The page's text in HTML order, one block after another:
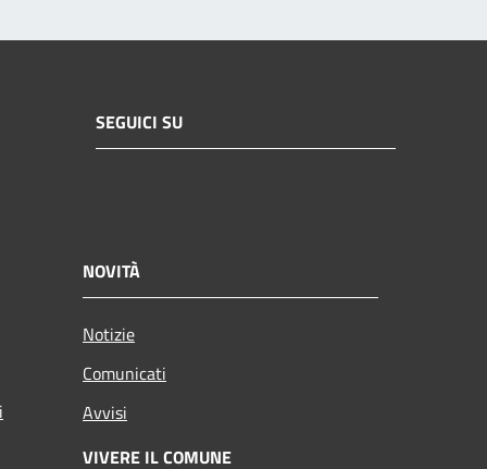
SEGUICI SU
NOVITÀ
Notizie
Comunicati
Avvisi
VIVERE IL COMUNE